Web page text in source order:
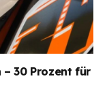
– 30 Prozent für